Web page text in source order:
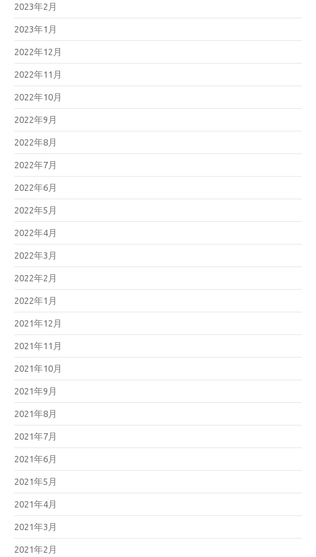
2023年2月
2023年1月
2022年12月
2022年11月
2022年10月
2022年9月
2022年8月
2022年7月
2022年6月
2022年5月
2022年4月
2022年3月
2022年2月
2022年1月
2021年12月
2021年11月
2021年10月
2021年9月
2021年8月
2021年7月
2021年6月
2021年5月
2021年4月
2021年3月
2021年2月